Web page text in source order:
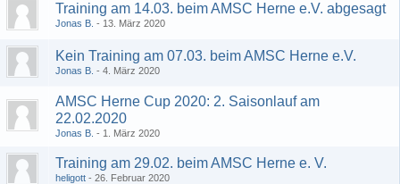
Training am 14.03. beim AMSC Herne e.V. abgesagt
Jonas B. 13. März 2020
Kein Training am 07.03. beim AMSC Herne e.V.
Jonas B. 4. März 2020
AMSC Herne Cup 2020: 2. Saisonlauf am
22.02.2020
Jonas B. 1. März 2020
Training am 29.02. beim AMSC Herne e. V.
heligott 26. Februar 2020